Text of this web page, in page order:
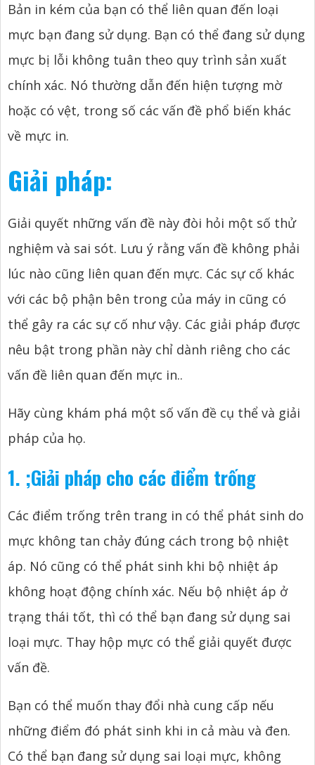
Bản in kém của bạn có thể liên quan đến loại
mực bạn đang sử dụng. Bạn có thể đang sử dụng
mực bị lỗi không tuân theo quy trình sản xuất
chính xác. Nó thường dẫn đến hiện tượng mờ
hoặc có vệt, trong số các vấn đề phổ biến khác
về mực in.
Giải pháp:
Giải quyết những vấn đề này đòi hỏi một số thử
nghiệm và sai sót. Lưu ý rằng vấn đề không phải
lúc nào cũng liên quan đến mực. Các sự cố khác
với các bộ phận bên trong của máy in cũng có
thể gây ra các sự cố như vậy. Các giải pháp được
nêu bật trong phần này chỉ dành riêng cho các
vấn đề liên quan đến mực in..
Hãy cùng khám phá một số vấn đề cụ thể và giải
pháp của họ.
1. ;Giải pháp cho các điểm trống
Các điểm trống trên trang in có thể phát sinh do
mực không tan chảy đúng cách trong bộ nhiệt
áp. Nó cũng có thể phát sinh khi bộ nhiệt áp
không hoạt động chính xác. Nếu bộ nhiệt áp ở
trạng thái tốt, thì có thể bạn đang sử dụng sai
loại mực. Thay hộp mực có thể giải quyết được
vấn đề.
Bạn có thể muốn thay đổi nhà cung cấp nếu
những điểm đó phát sinh khi in cả màu và đen.
Có thể bạn đang sử dụng sai loại mực, không